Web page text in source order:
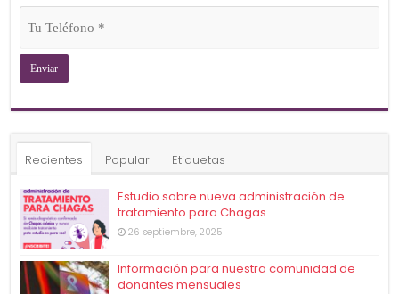
Tu
Teléfono
Recientes Popular Etiquetas
Estudio sobre nueva administración de
tratamiento para Chagas
26 septiembre, 2025
Información para nuestra comunidad de
donantes mensuales